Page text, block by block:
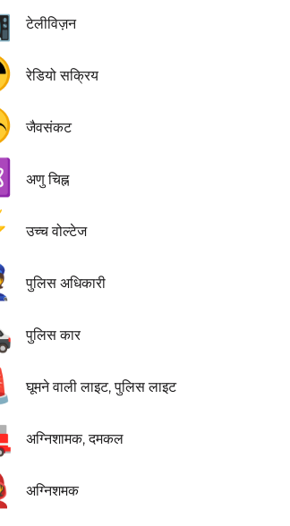
टेलीविज़न
रेडियो सक्रिय
जैवसंकट
अणु चिह्न
उच्च वोल्टेज
पुलिस अधिकारी
पुलिस कार
घूमने वाली लाइट, पुलिस लाइट
अग्निशामक, दमकल
अग्निशमक